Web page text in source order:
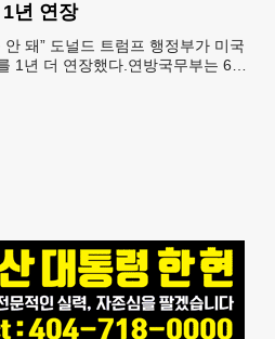
년 연장
돼” 도널드 트럼프 행정부가 미국
1년 더 연장했다.연방국무부는 6일